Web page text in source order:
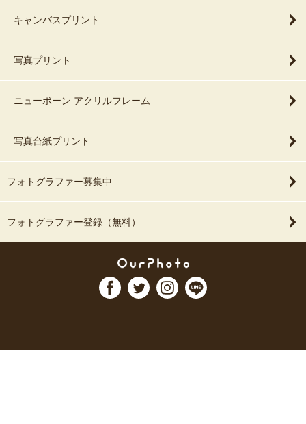
キャンバスプリント
写真プリント
ニューボーン アクリルフレーム
写真台紙プリント
フォトグラファー募集中
フォトグラファー登録（無料）